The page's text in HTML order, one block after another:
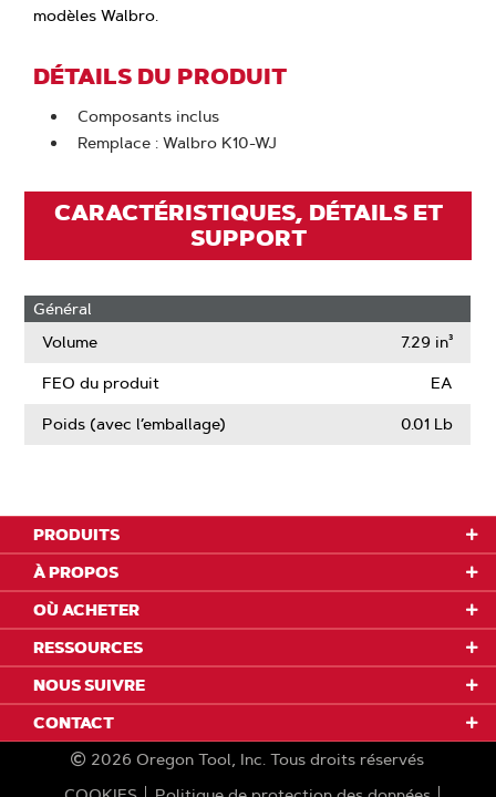
modèles Walbro.
DÉTAILS DU PRODUIT
Composants inclus
Remplace : Walbro K10-WJ
CARACTÉRISTIQUES, DÉTAILS ET
SUPPORT
Général
Volume
7.29 in³
FEO du produit EA
Poids (avec l’emballage) 0.01 Lb
PRODUITS
À PROPOS
OÙ ACHETER
RESSOURCES
NOUS SUIVRE
CONTACT
2026 Oregon Tool, Inc. Tous droits réservés